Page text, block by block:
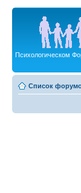
Психологическом
Список